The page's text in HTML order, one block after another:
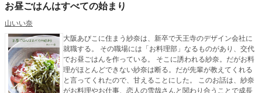
お昼ごはんはすべての始まり
山いい奈
大阪あびこに住まう紗奈は、新卒で天王寺のデザイン会社に
就職する。 その職場には「お料理部」なるものがあり、交代
でお昼ごはんを作っている。 そこに誘われる紗奈。だがお料
理がほとんどできない紗奈は断る。だが先輩が教えてくれる
と言ってくれたので、甘えることにした。 このお話は、紗奈
がお料理やお仕事、恋人の雪哉さんと関わり合うことで成長